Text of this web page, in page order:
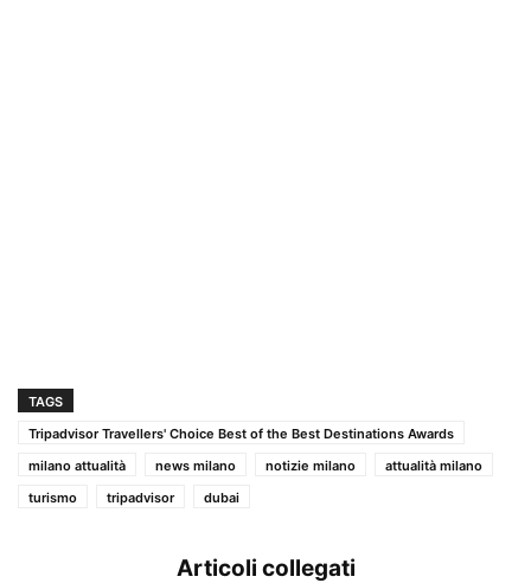
TAGS
Tripadvisor Travellers' Choice Best of the Best Destinations Awards
milano attualità
news milano notizie milano
attualità milano
turismo
tripadvisor dubai
Articoli collegati